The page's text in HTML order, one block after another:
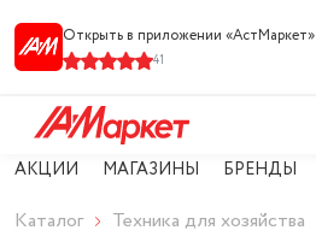
Открыть в приложении «АстМарке‪т‬»
41
АКЦИИ МАГАЗИНЫ БРЕНДЫ
Каталог Техника для хозяйства